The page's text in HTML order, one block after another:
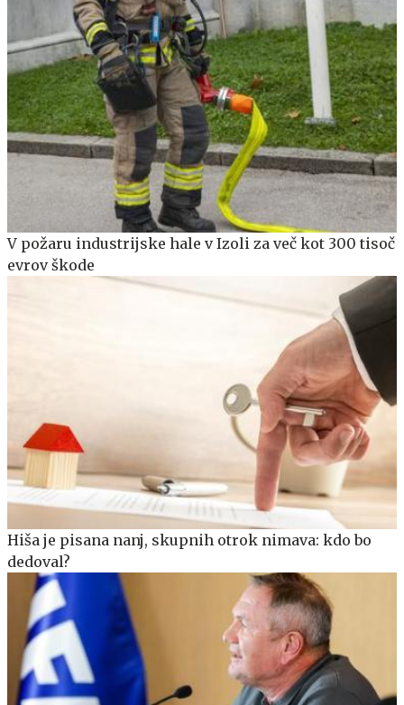
V požaru industrijske hale v Izoli za več kot 300 tisoč
evrov škode
Hiša je pisana nanj, skupnih otrok nimava: kdo bo
dedoval?